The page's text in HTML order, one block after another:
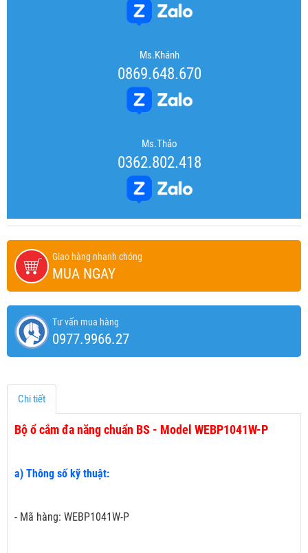
Ms.Khánh
0869.648.670
Ms.Thảo
0362.802.418
Giao hàng nhanh chóng
MUA NGAY
Tư vấn mua hàng
0977.9966.27
Chi tiết
Bộ ổ cắm đa năng chuẩn BS - Model WEBP1041W-P
a) Thông số kỹ thuật:
- Mã hàng: WEBP1041W-P